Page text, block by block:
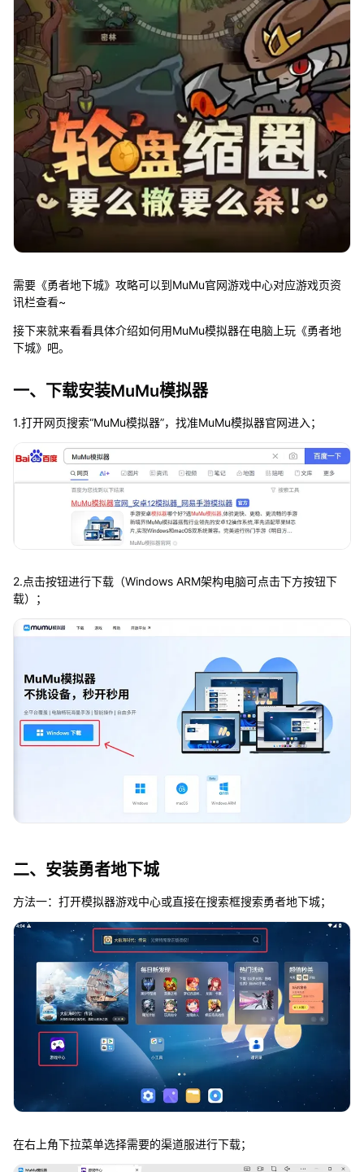
需要《勇者地下城》攻略可以到MuMu官网游戏中心对应游戏页资
讯栏查看~
接下来就来看看具体介绍如何用MuMu模拟器在电脑上玩《勇者地
下城》吧。
一、下载安装MuMu模拟器
1.打开网页搜索“MuMu模拟器”，找准MuMu模拟器官网进入；
2.点击按钮进行下载（Windows ARM架构电脑可点击下方按钮下
载）；
二、安装勇者地下城
方法一：打开模拟器游戏中心或直接在搜索框搜索勇者地下城；
在右上角下拉菜单选择需要的渠道服进行下载；